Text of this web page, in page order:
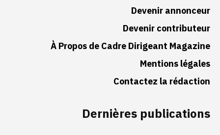
Devenir annonceur
Devenir contributeur
À Propos de Cadre Dirigeant Magazine
Mentions légales
Contactez la rédaction
Dernières publications